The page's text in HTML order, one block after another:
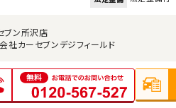
ブン所沢店
社カーセブンデジフィールド